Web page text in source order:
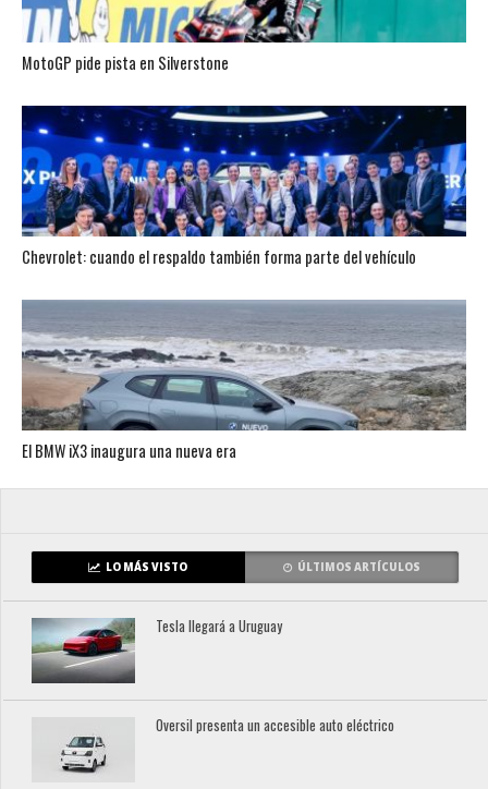
MotoGP pide pista en Silverstone
Chevrolet: cuando el respaldo también forma parte del vehículo
El BMW iX3 inaugura una nueva era
LO MÁS VISTO ÚLTIMOS ARTÍCULOS
Tesla llegará a Uruguay
Oversil presenta un accesible auto eléctrico